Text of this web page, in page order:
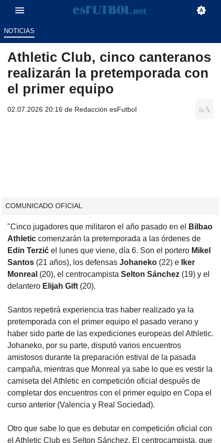
NOTICIAS
Athletic Club, cinco canteranos
realizarán la pretemporada con
el primer equipo
02.07.2026 20:16 de Redacción esFutbol
COMUNICADO OFICIAL
"Cinco jugadores que militaron el año pasado en el
Bilbao
Athletic comenzarán la pretemporada a las órdenes de
Edin Terzić el lunes que viene, día 6. Son el portero Mikel
Santos (21 años), los defensas Johaneko (22) e Iker
Monreal (20), el centrocampista Selton Sánchez (19) y el
delantero Elijah Gift (20).
Santos repetirá experiencia tras haber realizado ya la
pretemporada con el primer equipo el pasado verano y
haber sido parte de las expediciones europeas del Athletic.
Johaneko, por su parte, disputó varios encuentros
amistosos durante la preparación estival de la pasada
campaña, mientras que Monreal ya sabe lo que es vestir la
camiseta del Athletic en competición oficial después de
completar dos encuentros con el primer equipo en Copa el
curso anterior (Valencia y Real Sociedad).
Otro que sabe lo que es debutar en competición oficial con
el Athletic Club es Selton Sánchez. El centrocampista, que